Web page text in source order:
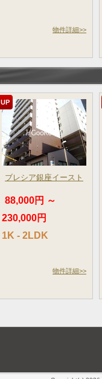
物件詳細>>
UP
ブレシア銀座イースト
88,000円 ～
230,000円
1K - 2LDK
物件詳細>>